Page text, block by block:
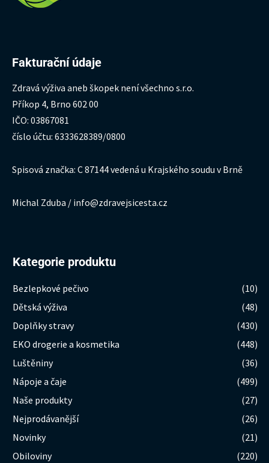
Fakturační údaje
Zdravá výživa aneb škopek není všechno s.r.o.
Příkop 4, Brno 602 00
IČO: 03867081
číslo účtu: 6333628389/0800
Spisová značka: C 87144 vedená u Krajského soudu v Brně
Michal Zduba / info@zdravejsicesta.cz
Kategorie produktu
Bezlepkové pečivo
(10)
Dětská výživa
(48)
Doplňky stravy
(430)
EKO drogerie a kosmetika
(448)
Luštěniny
(36)
Nápoje a čaje
(499)
Naše produkty
(27)
Nejprodávanější
(26)
Novinky
(21)
Obiloviny
(220)